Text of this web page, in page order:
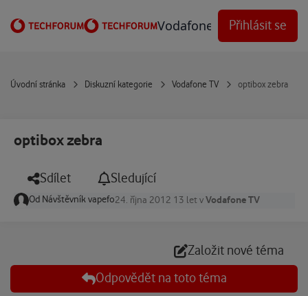
Vodafone Techforum
Přihlásit se
Úvodní stránka Diskuzní kategorie Vodafone TV optibox zebra
optibox zebra
Sdílet Sledující
Od Návštěvník vapefo24. října 2012 13 let vVodafone TV
Založit nové téma
Odpovědět na toto téma